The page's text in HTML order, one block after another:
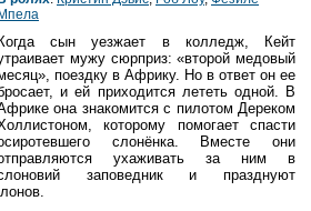
Мпела
Когда сын уезжает в колледж, Кейт
мужу сюрприз: «второй медовый
поездку в Африку. Но в ответ он ее
и ей приходится лететь одной. В
она знакомится с пилотом Дереком
которому помогает спасти
слонёнка. Вместе они
ухаживать за ним в
заповедник и празднуют